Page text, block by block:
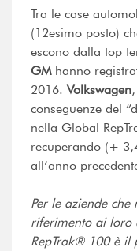
Tra le case
(12esimo posto)
escono dalla top
GMhanno
2016.Volkswagen
conseguenze del
nella Global
recuperando (+
all’anno
Per le aziende
riferimento ai loro
RepTrak® 100 è il